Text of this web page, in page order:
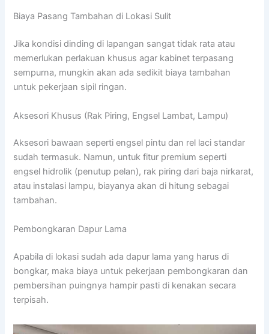
Biaya Pasang Tambahan di Lokasi Sulit
Jika kondisi dinding di lapangan sangat tidak rata atau
memerlukan perlakuan khusus agar kabinet terpasang
sempurna, mungkin akan ada sedikit biaya tambahan
untuk pekerjaan sipil ringan.
Aksesori Khusus (Rak Piring, Engsel Lambat, Lampu)
Aksesori bawaan seperti engsel pintu dan rel laci standar
sudah termasuk. Namun, untuk fitur premium seperti
engsel hidrolik (penutup pelan), rak piring dari baja nirkarat,
atau instalasi lampu, biayanya akan di hitung sebagai
tambahan.
Pembongkaran Dapur Lama
Apabila di lokasi sudah ada dapur lama yang harus di
bongkar, maka biaya untuk pekerjaan pembongkaran dan
pembersihan puingnya hampir pasti di kenakan secara
terpisah.